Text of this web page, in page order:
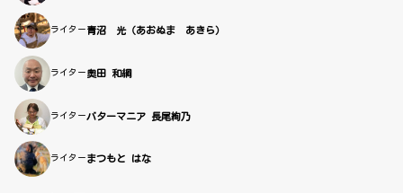
ライター 青沼 光（あおぬま あきら）
ライター 奥田 和綱
ライター バターマニア 長尾絢乃
ライター まつもと はな